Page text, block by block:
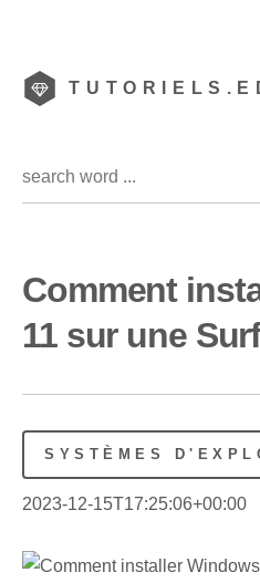
Comment
11 sur une
SYSTÈMES
2023-12-15T17:25:06+00:00